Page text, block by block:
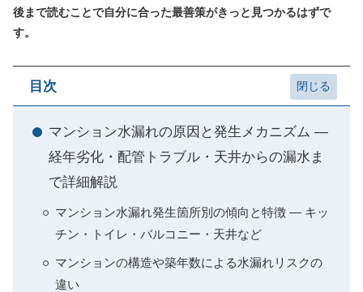
後まで読むことで自分に合った最善策がきっと見つかるはずで
す。
目次
マンション水漏れの原因と発生メカニズム —
経年劣化・配管トラブル・天井からの漏水ま
で詳細解説
マンション水漏れ発生箇所別の傾向と特徴 — キッ
チン・トイレ・バルコニー・天井など
マンションの構造や築年数による水漏れリスクの
違い